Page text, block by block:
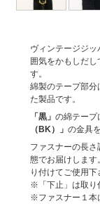
ヴィンテージジ
囲気をかもしだ
す。
綿製のテープ部
た製品です。
「黒」の綿テープ
（BK）」の金具
ファスナーの長
態でお届けしま
り付けてご使用下
※「下止」は取り
※ファスナー１本